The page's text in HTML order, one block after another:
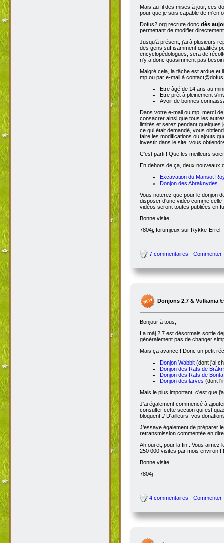
Mais au fil des mises à jour, ces
pour que je sois capable de m'en
Dofus2.org recrute donc dès
permettant de modifier
Jusqu'à présent, j'ai à plusieurs
des gens suffisamment qualifiés
encyclopédologues, sera de
n'y a donc quasimment pas
Malgré cela, la tâche est ardue
mp ou par e-mail à
Etre âgé de 14 ans au
Etre prêt à pleinement
Avoir de bonnes
Dans votre e-mail ou mp, merci
consacrer ainsi que tous les
limités et serez pendant
ce qui était demandé, vous
faire les modifications ou ajouts
investir dans le site, vous
C'est parti ! Que les meilleurs
En dehors de ça, deux nouveaux
Excavation du Mansot
Donjon des Abraknydes
Vous noterez que pour le donjon
disposer d'une vidéo comme
vidéos seront toutes publiées en
Bonne visite,
7804j, forumjeux sur Rykke-Errel
7 commentaires - Commenter
Donjons 2.7 & Vulkania
Bonjour à tous,
La màj 2.7 est désormais sortie
généralement pas de changer
Mais ça avance ! Donc un petit
Donjon Wabbit (dont j'ai
Donjon des Rats de
Donjon des Rats de Bonta
Donjon des larves (dont
Mais le plus important, c'est que
J'ai également commencé à
consulter cette section qui est
bloquent :/ D'ailleurs, vos
J'essaye également de préparer
retransmission commentée en
Ah oui et, pour la fin : Vous
250 000 visites par mois environ !!!
Bonne visite,
7804j
4 commentaires - Commenter